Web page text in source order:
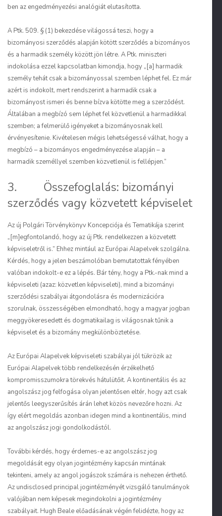
ben az engedményezési analógiát elutasította.
A Ptk. 509. § (1) bekezdése világossá teszi, hogy a
bizományosi szerződés alapján kötött szerződés a bizományos
és a harmadik személy között jön létre. A Ptk. miniszteri
indokolása ezzel kapcsolatban kimondja, hogy „[a] harmadik
személy tehát csak a bizományossal szemben léphet fel. Ez már
azért is indokolt, mert rendszerint a harmadik csak a
bizományost ismeri és benne bízva kötötte meg a szerződést.
Általában a megbízó sem léphet fel közvetlenül a harmadikkal
szemben; a felmerülő igényeket a bizományosnak kell
érvényesítenie. Kivételesen mégis lehetségessé válhat, hogy a
megbízó – a bizományos engedményezése alapján – a
harmadik személlyel szemben közvetlenül is fellépjen.”
3. Összefoglalás: bizományi
szerződés vagy közvetett képviselet
Az új Polgári Törvénykönyv Koncepciója és Tematikája szerint
„[m]egfontolandó, hogy az új Ptk. rendelkezzen a közvetett
képviseletről is.” Ehhez mintául az Európai Alapelvek szolgálna.
Kérdés, hogy a jelen beszámolóban bemutatottak fényében
valóban indokolt-e ez a lépés. Bár tény, hogy a Ptk.-nak mind a
képviseleti (azaz: közvetlen képviseleti), mind a bizományi
szerződési szabályai átgondolásra és modernizációra
szorulnak, összességében elmondható, hogy a magyar jogban
meggyökeresedett és dogmatikailag is világosnak tűnik a
képviselet és a bizomány megkülönböztetése.
Az Európai Alapelvek képviseleti szabályai jól tükrözik az
Európai Alapelvek több rendelkezésén érzékelhető
kompromisszumokra törekvés hátulütőit. A kontinentális és az
angolszász jog felfogása olyan jelentősen eltér, hogy azt csak
jelentős leegyszerűsítés árán lehet közös nevezőre hozni. Az
így elért megoldás azonban idegen mind a kontinentális, mind
az angolszász jogi gondolkodástól.
További kérdés, hogy érdemes-e az angolszász jog
megoldását egy olyan jogintézmény kapcsán mintának
tekinteni, amely az angol jogászok számára is nehezen érthető.
Az undisclosed principal jogintézményét vizsgáló tanulmányok
valójában nem képesek megindokolni a jogintézmény
szabályait. Hugh Beale előadásának végén felidézte, hogy az